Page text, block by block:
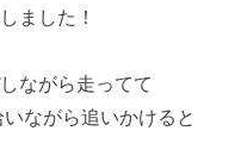
ました！
ながら走ってて
ながら追いかけると